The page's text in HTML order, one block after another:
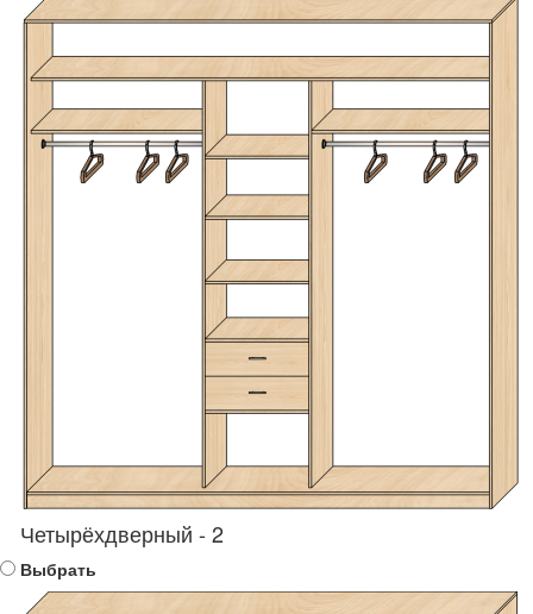
Четырёхдверный - 2
Выбрать